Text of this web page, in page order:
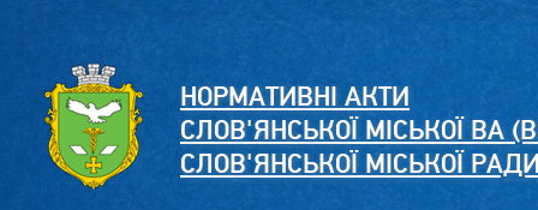
НОРМАТИВНІ АКТИ
СЛОВ'ЯНСЬКОЇ МІСЬКОЇ ВА
СЛОВ'ЯНСЬКОЇ МІСЬКОЇ